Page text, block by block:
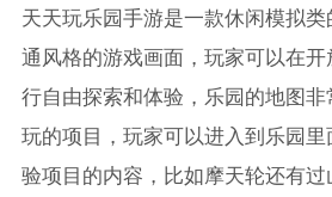
天天玩乐园手游是一款休闲模拟
通风格的游戏画面，玩家可以在
行自由探索和体验，乐园的地图
玩的项目，玩家可以进入到乐园
验项目的内容，比如摩天轮还有